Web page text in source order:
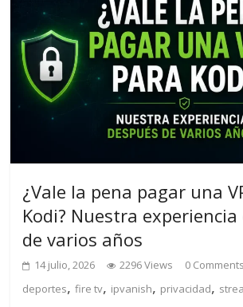
¿Vale la pena pagar una
Kodi? Nuestra experiencia
de varios años
14 julio, 2026 2296 Views 0 Comments
deportes,fire tv, ipvanish, privacidad,